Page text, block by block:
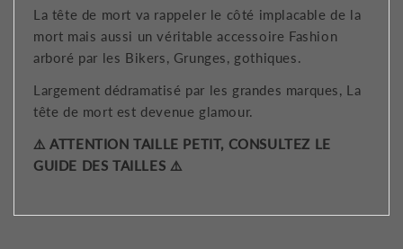
La tête de mort va rappeler le côté implacable de la
mort mais aussi un véritable accessoire Fashion
arboré par les Bikers, Grunges, gothiques.
Largement dédramatisé par les grandes marques, La
tête de mort est devenue glamour.
⚠️ ATTENTION TAILLE PETIT, CONSULTEZ LE
GUIDE DES TAILLES ⚠️